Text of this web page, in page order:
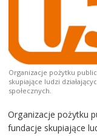
Organizacje pożytku
skupiające ludzi
społecznych.
Organizacje pożytku
fundacje skupiające